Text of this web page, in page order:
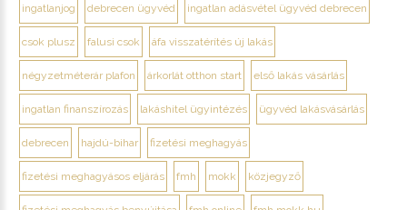
ingatlanjog debrecen ügyvéd ingatlan adásvétel ügyvéd debrecen
csok plusz falusi csok áfa visszatérítés új lakás
négyzetméterár plafon árkorlát otthon start első lakás vásárlás
ingatlan finanszírozás lakáshitel ügyintézés ügyvéd lakásvásárlás
debrecen hajdú-bihar fizetési meghagyás
fizetési meghagyásos eljárás fmh mokk közjegyző